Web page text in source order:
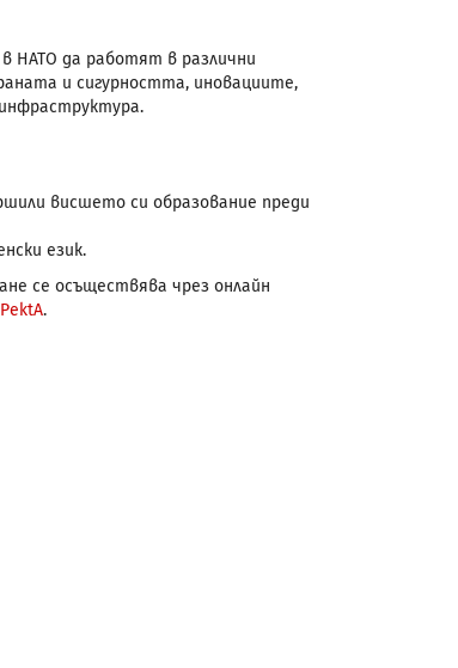
НАТО да работят в различни
и сигурността, иновациите,
висшето си образование преди
език.
се осъществява чрез онлайн
.